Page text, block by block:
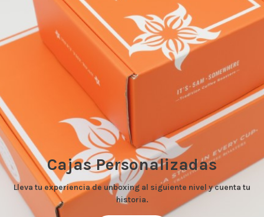
Cajas Personalizadas
Lleva tu experiencia de unboxing al siguiente nivel y cuenta tu
historia.